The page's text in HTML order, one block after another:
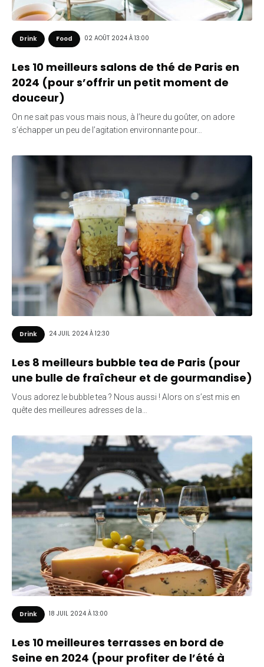
Drink Food 02 AOÛT 2024 À 13:00
Les 10 meilleurs salons de thé de Paris en
2024 (pour s’offrir un petit moment de
douceur)
On ne sait pas vous mais nous, à l’heure du goûter, on adore
s’échapper un peu de l’agitation environnante pour…
Drink 24 JUIL 2024 À 12:30
Les 8 meilleurs bubble tea de Paris (pour
une bulle de fraîcheur et de gourmandise)
Vous adorez le bubble tea ? Nous aussi ! Alors on s’est mis en
quête des meilleures adresses de la…
Drink 18 JUIL 2024 À 13:00
Les 10 meilleures terrasses en bord de
Seine en 2024 (pour profiter de l’été à